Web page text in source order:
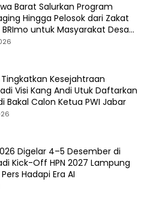
Barat Salurkan Program
Hingga Pelosok dari Zakat
untuk Masyarakat Desa
Kesejahtraan
Visi Kang Andi Utuk Daftarkan
Bakal Calon Ketua PWI Jabar
Digelar 4–5 Desember di
Kick-Off HPN 2027 Lampung
Hadapi Era AI